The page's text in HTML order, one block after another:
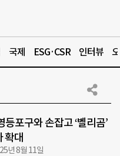
국제 ESG·CSR 인터뷰
등포구와 손잡고 ‘벨리곰’
확대
년 8월 11일